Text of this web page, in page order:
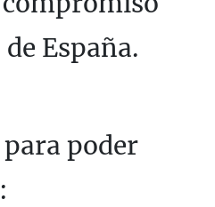
España.
poder